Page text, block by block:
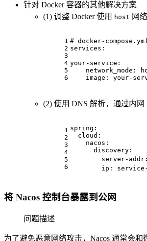
针对 Docker 容器的其他解决方案
(1) 调整 Docker 使用 host 网
1
2
3
4
5
6
# docker-
services:
your-service:
network_mode:
image:
your-
(2) ‌使用 DNS 解析，通过内网
1
2
3
4
5
6
spring:
cloud:
nacos:
discovery:
server-addr:
ip:
将 Nacos 控制台暴露到公网
问题描述
为了避免恶意网络攻击，Nacos 通常会